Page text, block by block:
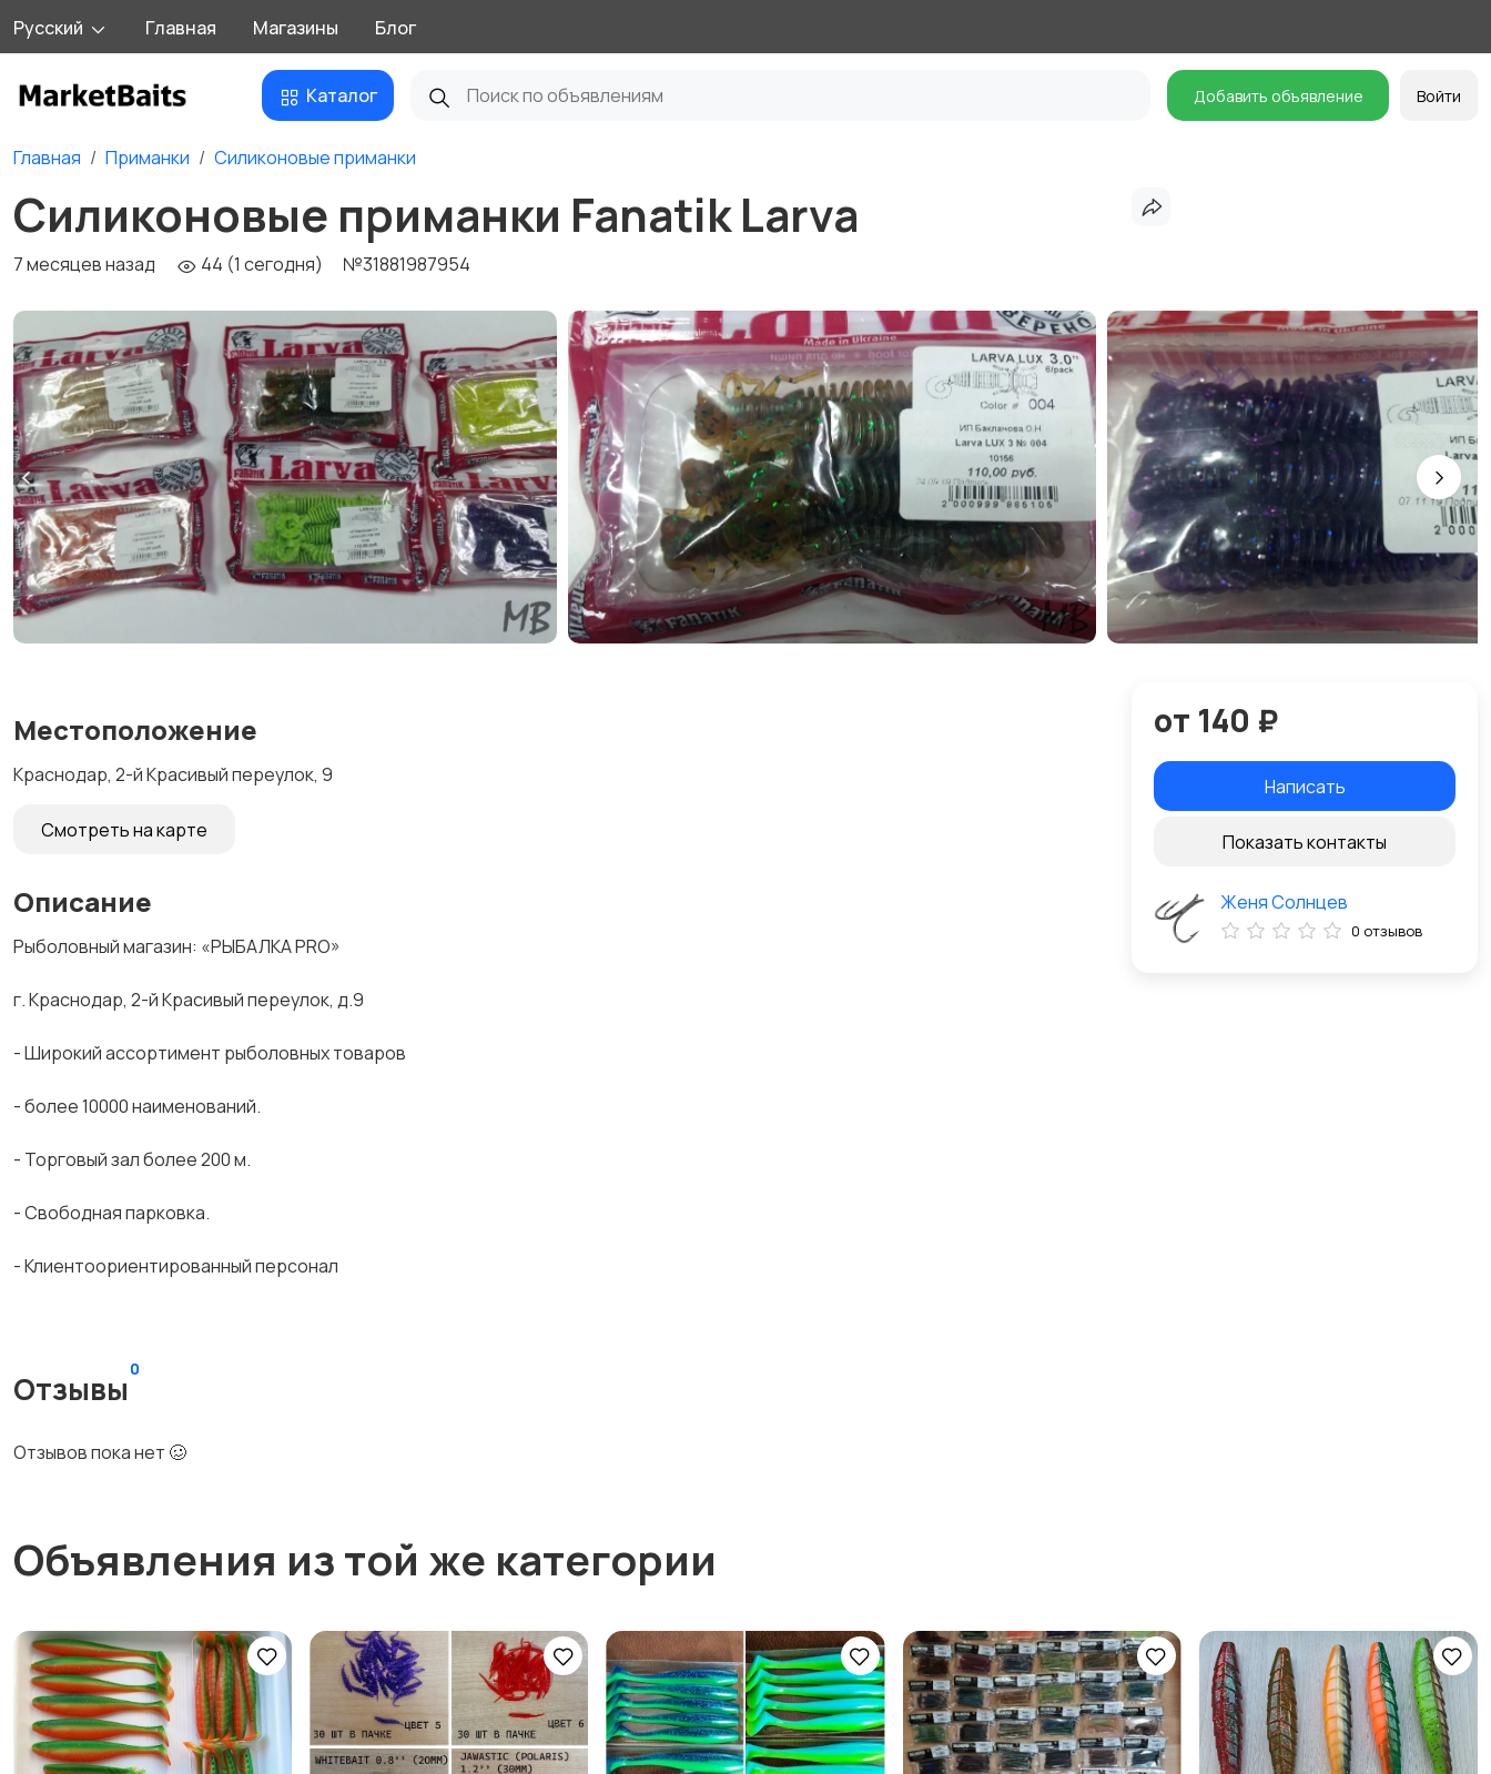
Русский Главная Магазины Блог
Каталог Добавить объявление Войти
Главная Приманки Силиконовые приманки
Силиконовые приманки Fanatik Larva
7 месяцев назад 44 (1 сегодня) №31881987954
Местоположение
Краснодар, 2-й Красивый переулок, 9
Смотреть на карте
Описание
Рыболовный магазин: «РЫБАЛКА PRO»
г. Краснодар, 2-й Красивый переулок, д.9
- Широкий ассортимент рыболовных товаров
- более 10000 наименований.
- Торговый зал более 200 м.
- Свободная парковка.
- Клиентоориентированный персонал
Отзывы
0
Отзывов пока нет 🥴
от 140 ₽
Написать
Показать контакты
Женя Солнцев
0 отзывов
Объявления из той же категории